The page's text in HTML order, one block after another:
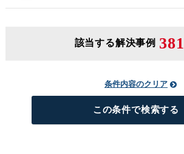
該当する解決事例 381
条件内容のクリア
この条件で検索する